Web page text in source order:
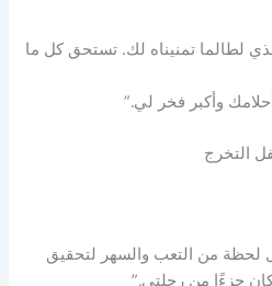
لطالما تمنيناه لك. تستحق كل ما
وأكبر فخر لي.”
التخرج
لحظة من التعب والسهر لتحقيق
جزءًا من رحلتي.”